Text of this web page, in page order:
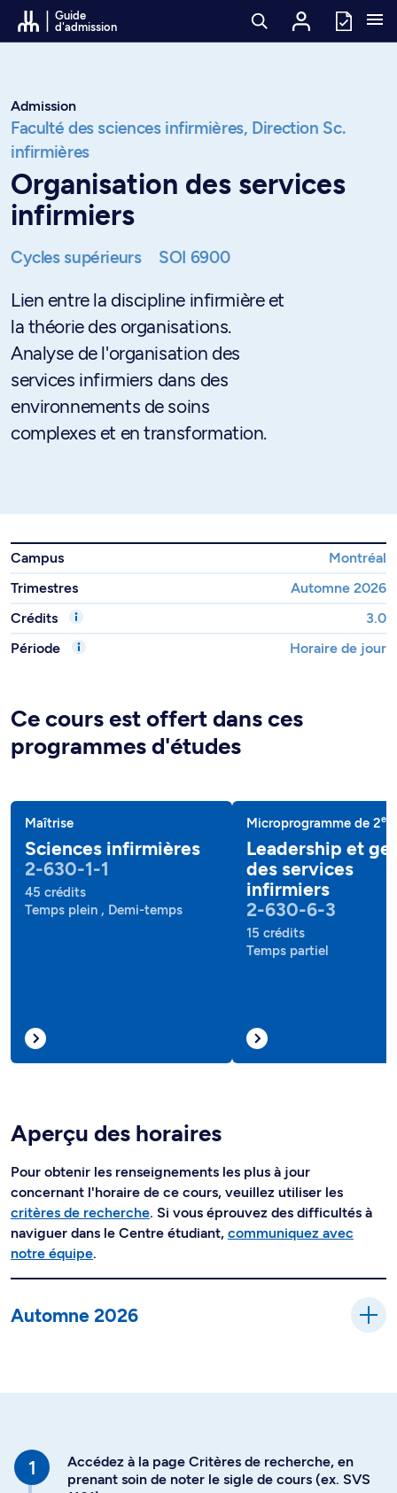
Passer au contenu
Guide
d'admission
Admission
Faculté des sciences infirmières, Direction Sc.
infirmières
Organisation des services
infirmiers
Cycles supérieurs SOI 6900
Lien entre la discipline infirmière et
la théorie des organisations.
Analyse de l'organisation des
services infirmiers dans des
environnements de soins
complexes et en transformation.
Campus
Montréal
Trimestres
Automne 2026
Crédits
3.0
Période
Horaire de jour
Ce cours est offert dans ces
programmes d'études
Maîtrise
Sciences infirmières
2-630-1-1
45 crédits
Temps plein , Demi-temps
Microprogramme de 2e
Leadership et
des services
infirmiers
2-630-6-3
15 crédits
Temps partiel
Aperçu des horaires
Pour obtenir les renseignements les plus à jour
concernant l'horaire de ce cours, veuillez utiliser les
critères de recherche. Si vous éprouvez des difficultés à
naviguer dans le Centre étudiant, communiquez avec
notre équipe.
Automne 2026
Accédez à la page Critères de recherche, en
prenant soin de noter le sigle de cours (ex. SVS